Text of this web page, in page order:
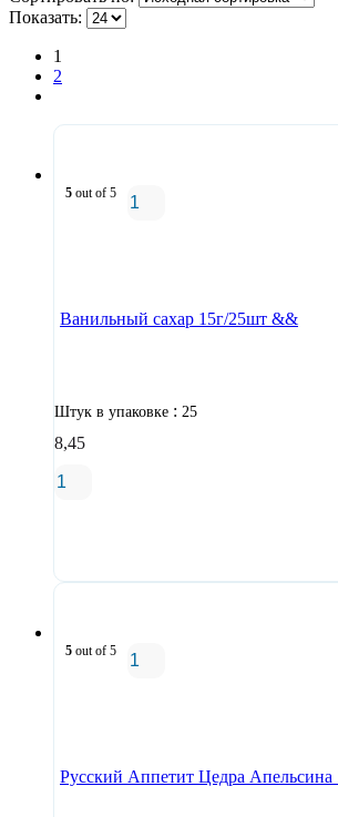
Показать:
1
2
5 out of 5
Ванильный сахар 15г/25шт &&
Штук в упаковке : 25
8,45
5 out of 5
Русский Аппетит Цедра Апельсина